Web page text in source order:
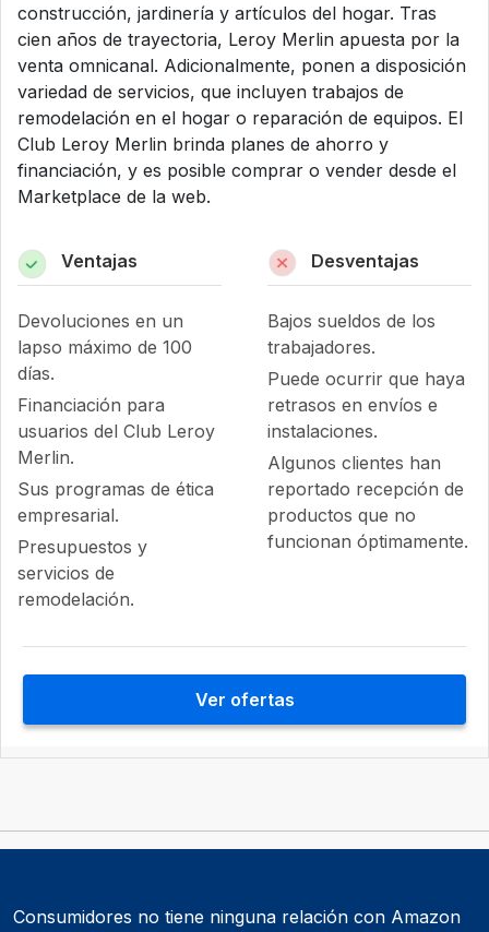
construcción, jardinería y artículos del hogar. Tras
cien años de trayectoria, Leroy Merlin apuesta por la
venta omnicanal. Adicionalmente, ponen a disposición
variedad de servicios, que incluyen trabajos de
remodelación en el hogar o reparación de equipos. El
Club Leroy Merlin brinda planes de ahorro y
financiación, y es posible comprar o vender desde el
Marketplace de la web.
Ventajas
Devoluciones en un
lapso máximo de 100
días.
Financiación para
usuarios del Club Leroy
Merlin.
Sus programas de ética
empresarial.
Presupuestos y
servicios de
remodelación.
Desventajas
Bajos sueldos de los
trabajadores.
Puede ocurrir que haya
retrasos en envíos e
instalaciones.
Algunos clientes han
reportado recepción de
productos que no
funcionan óptimamente.
Ver ofertas
Consumidores no tiene ninguna relación con Amazon